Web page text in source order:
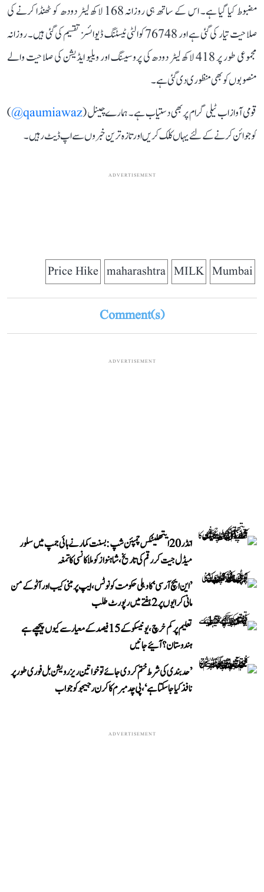
مضبوط کیا گیا ہے۔ اس کے ساتھ ہی روزانہ 168 لاکھ لیٹر دودھ کو ٹھنڈا کرنے کی
صلاحیت تیار کی گئی ہے اور 76748 کوالٹی ٹیسٹنگ ڈیوائسز تقسیم کی گئی ہیں۔ روزانہ
مجموعی طور پر 418 لاکھ لیٹر دودھ کی پروسیسنگ اور ویلیو ایڈیشن کی صلاحیت والے
منصوبوں کو بھی منظوری دی گئی ہے۔
قومی آواز اب ٹیلی گرام پر بھی دستیاب ہے۔ ہمارے چینل (qaumiawaz@
)
کو جوائن کرنے کے لئے یہاں کلک کریں اور تازہ ترین خبروں سے اپ ڈیٹ رہیں۔
ADVERTISEMENT
Mumbai
MILK
maharashtra
Price Hike
Comment(s)
ADVERTISEMENT
انڈر 20 ایتھلیٹکس چمپئن شپ: بسنت کمار نے ہائی جمپ میں سلور
میڈل جیت کر رقم کی تاریخ، شاہنواز کو ملا کانسی کا تمغہ
’این ایچ آر سی‘ کا دہلی حکومت کو نوٹس، ایپ پر مبنی کیب اور آٹو کے من
مانی کرایوں پر 2 ہفتے میں رپورٹ طلب
تعلیم پر کم خرچ، یونیسکو کے 15 فیصد کے معیار سے کیوں پیچھے ہے
ہندوستان؟ آئیے جانیں
’حد بندی کی شرط ختم کر دی جائے تو خواتین ریزرویشن بل فوری طور پر
نافذ کیا جا سکتا ہے‘، پی چدمبرم کا کرن رجیجو کو جواب
ADVERTISEMENT